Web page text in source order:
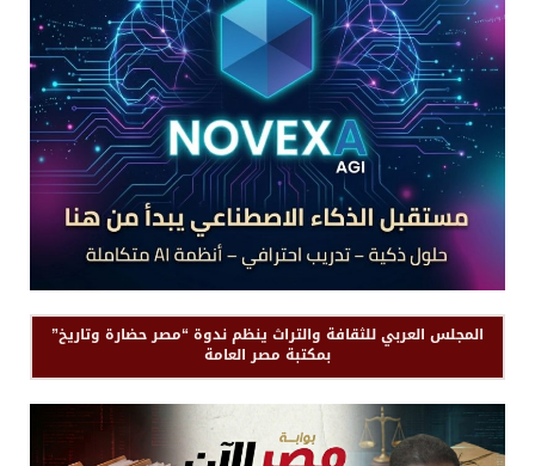
المجلس العربي للثقافة والتراث ينظم ندوة “مصر حضارة وتاريخ”
بمكتبة مصر العامة